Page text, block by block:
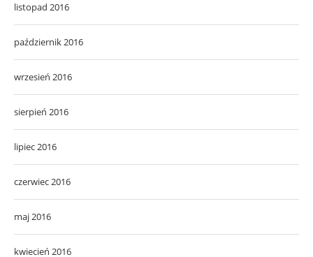
listopad 2016
październik 2016
wrzesień 2016
sierpień 2016
lipiec 2016
czerwiec 2016
maj 2016
kwiecień 2016